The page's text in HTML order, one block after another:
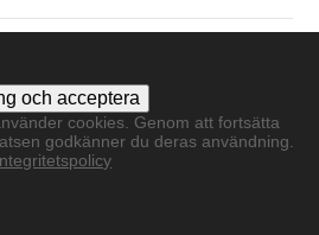
cookies. Genom att fortsätta
godkänner du deras användning.